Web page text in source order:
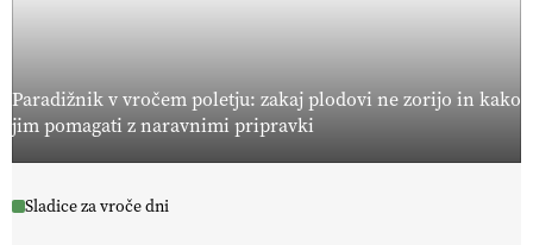
Paradižnik v vročem poletju: zakaj plodovi ne zorijo in kako
jim pomagati z naravnimi pripravki
Sladice za vroče dni